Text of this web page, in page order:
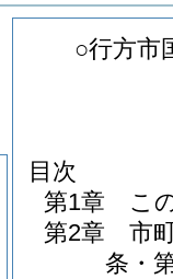
○行方市
目次
第1章
こ
第2章
市
条・